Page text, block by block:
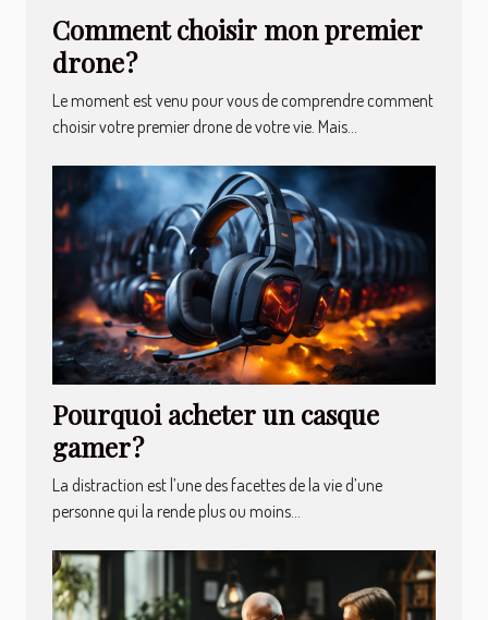
Comment choisir mon premier
drone ?
Le moment est venu pour vous de comprendre comment
choisir votre premier drone de votre vie. Mais...
Pourquoi acheter un casque
gamer ?
La distraction est l’une des facettes de la vie d’une
personne qui la rende plus ou moins...